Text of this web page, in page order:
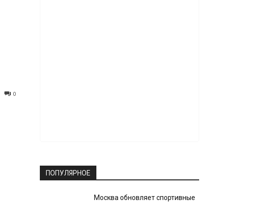
0
ПОПУЛЯРНОЕ
Москва обновляет спортивные